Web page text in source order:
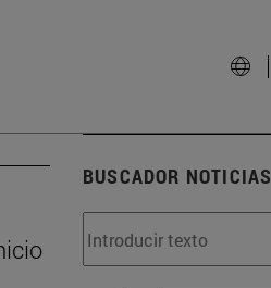
BUSCADOR NOTICIAS